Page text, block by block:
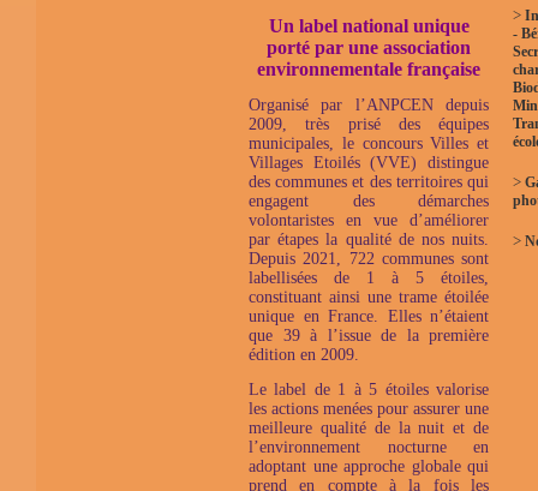
Un label national unique
porté par une association
environnementale française
Organisé par l’ANPCEN depuis
2009, très prisé des équipes
municipales, le concours Villes et
Villages Etoilés (VVE) distingue
des communes et des territoires qui
engagent des démarches
volontaristes en vue d’améliorer
par étapes la qualité de nos nuits.
Depuis 2021, 722 communes sont
labellisées de 1 à 5 étoiles,
constituant ainsi une trame étoilée
unique en France. Elles n’étaient
que 39 à l’issue de la première
édition en 2009.
Le label de 1 à 5 étoiles valorise
les actions menées pour assurer une
meilleure qualité de la nuit et de
l’environnement nocturne en
adoptant une approche globale qui
prend en compte à la fois les
>
-
>
>